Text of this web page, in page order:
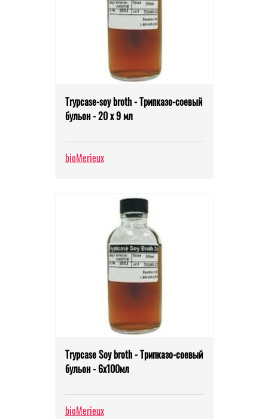
Trypcase-soy broth - Трипказо-соевый
бульон - 20 х 9 мл
bioMerieux
Trypcase Soy broth - Трипказо-соевый
бульон - 6х100мл
bioMerieux